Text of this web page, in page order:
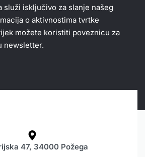
služi isključivo za slanje našeg
o aktivnostima tvrtke
možete koristiti poveznicu za
newsletter.
47, 34000 Požega